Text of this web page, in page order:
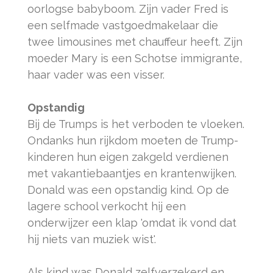
oorlogse babyboom. Zijn vader Fred is
een selfmade vastgoedmakelaar die
twee limousines met chauffeur heeft. Zijn
moeder Mary is een Schotse immigrante,
haar vader was een visser.
Opstandig
Bij de Trumps is het verboden te vloeken.
Ondanks hun rijkdom moeten de Trump-
kinderen hun eigen zakgeld verdienen
met vakantiebaantjes en krantenwijken.
Donald was een opstandig kind. Op de
lagere school verkocht hij een
onderwijzer een klap 'omdat ik vond dat
hij niets van muziek wist'.